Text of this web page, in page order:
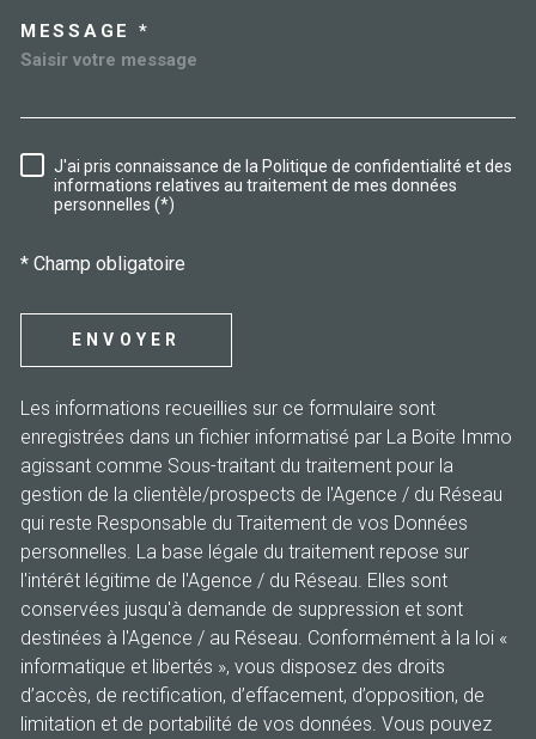
MESSAGE *
RÈGLEMENTATION
J'ai pris connaissance de la Politique de confidentialité et des
informations relatives au traitement de mes données
personnelles (*)
* Champ obligatoire
ENVOYER
Les informations recueillies sur ce formulaire sont
enregistrées dans un fichier informatisé par La Boite Immo
agissant comme Sous-traitant du traitement pour la
gestion de la clientèle/prospects de l'Agence / du Réseau
qui reste Responsable du Traitement de vos Données
personnelles. La base légale du traitement repose sur
l'intérêt légitime de l'Agence / du Réseau. Elles sont
conservées jusqu'à demande de suppression et sont
destinées à l'Agence / au Réseau. Conformément à la loi «
informatique et libertés », vous disposez des droits
d’accès, de rectification, d’effacement, d’opposition, de
limitation et de portabilité de vos données. Vous pouvez